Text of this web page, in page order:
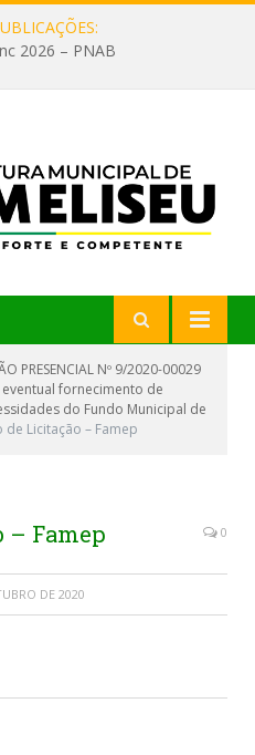
2026 – PNAB
PRESENCIAL Nº 9/2020-00029
fornecimento de
do Fundo Municipal de
de Licitação – Famep
– Famep 0
DE 2020